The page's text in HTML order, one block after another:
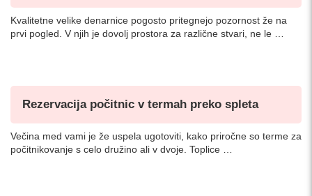
Kvalitetne velike denarnice pogosto pritegnejo pozornost že na
prvi pogled. V njih je dovolj prostora za različne stvari, ne le …
Rezervacija počitnic v termah preko spleta
Večina med vami je že uspela ugotoviti, kako priročne so terme za
počitnikovanje s celo družino ali v dvoje. Toplice …